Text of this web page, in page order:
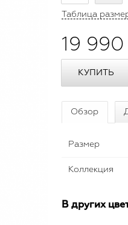
Таблица
19
Обзор
Размер
Коллекция
В других